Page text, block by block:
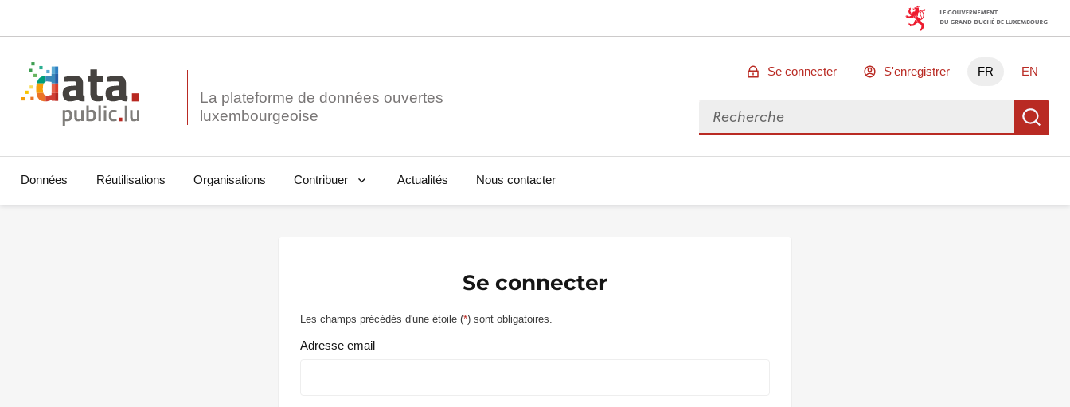
La plateforme de données ouvertes
Se connecter S'enregistrer FR EN
Rechercher des données
Données Réutilisations Organisations Contribuer Actualités Nous contacter
Se connecter
Les champs précédés d'une étoile (*) sont obligatoires.
Adresse email